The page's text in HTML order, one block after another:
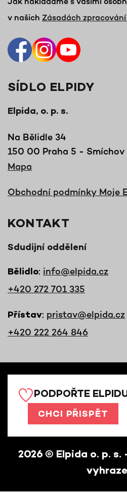
v našich Zásadách
SÍDLO ELPIDY
Elpida, o. p. s.
Na Bělidle 34
150 00 Praha 5 - Smíchov
Mapa
Obchodní podmínky Moje
KONTAKT
Sdudijní oddělení
Bělidlo: info@elpida.cz
+420 272 701 335
Přístav: pristav@elpida.cz
+420 222 264 846
PODPOŘTE
CHCI PŘISPĚT
2026 © Elpida o. p. s.